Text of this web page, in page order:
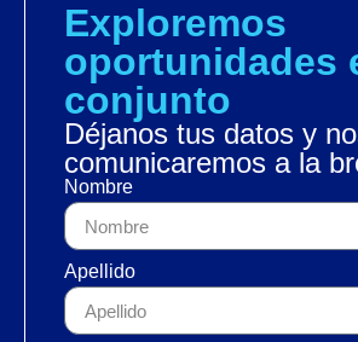
Exploremos
oportunidades
conjunto
Déjanos tus datos y
comunicaremos a la
Nombre
Apellido